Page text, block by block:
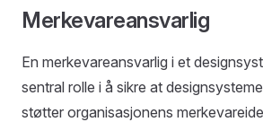
Merkevareansvarlig
En merkevareansvarlig i et
sentral rolle i å sikre at
støtter organisasjonens